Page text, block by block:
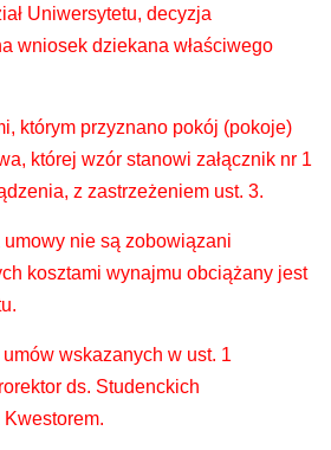
Uniwersytetu, decyzja
wniosek dziekana właściwego
przyznano pokój (pokoje)
której wzór stanowi załącznik nr 1
z zastrzeżeniem ust. 3.
nie są zobowiązani
kosztami wynajmu obciążany jest
wskazanych w ust. 1
ds. Studenckich
Kwestorem.